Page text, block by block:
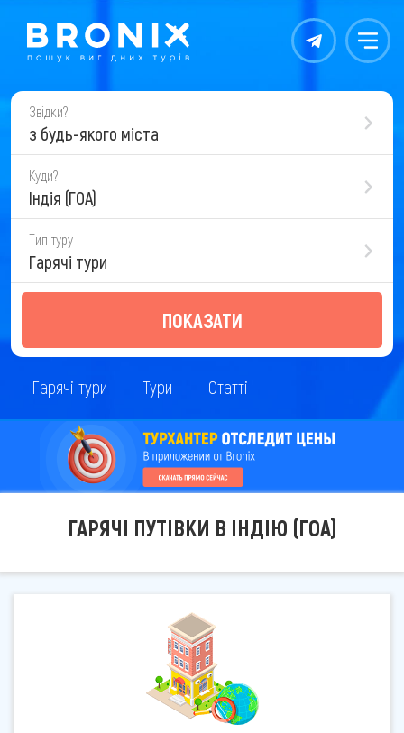
Контакты Меню
Звідки?
з будь-якого міста
Куди?
Індія (ГОА)
Тип туру
Гарячі тури
ПОКАЗАТИ
Гарячі тури Тури Статті
ГАРЯЧІ ПУТІВКИ В ІНДІЮ (ГОА)